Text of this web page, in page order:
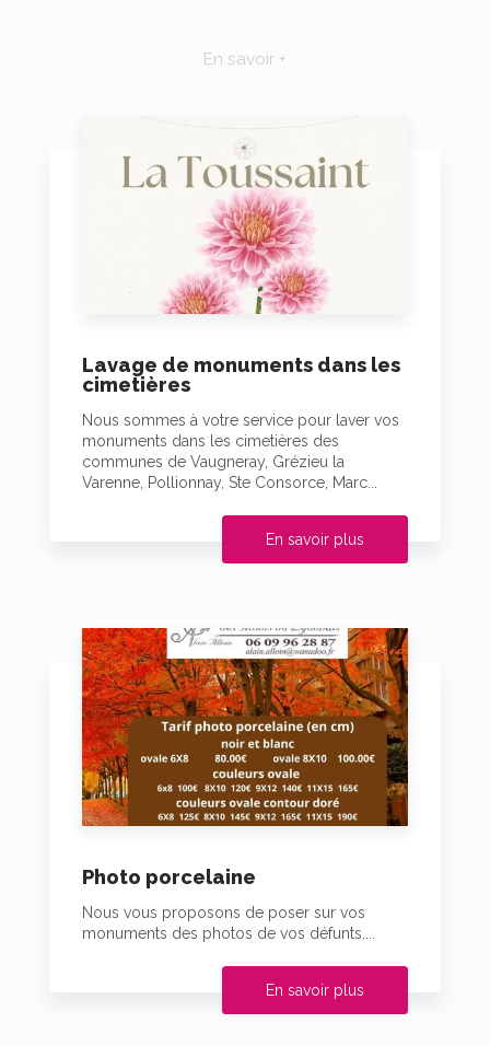
En savoir +
Lavage de monuments dans les
cimetières
Nous sommes à votre service pour laver vos
monuments dans les cimetières des
communes de Vaugneray, Grézieu la
Varenne, Pollionnay, Ste Consorce, Marc...
En savoir plus
Photo porcelaine
Nous vous proposons de poser sur vos
monuments des photos de vos défunts....
En savoir plus